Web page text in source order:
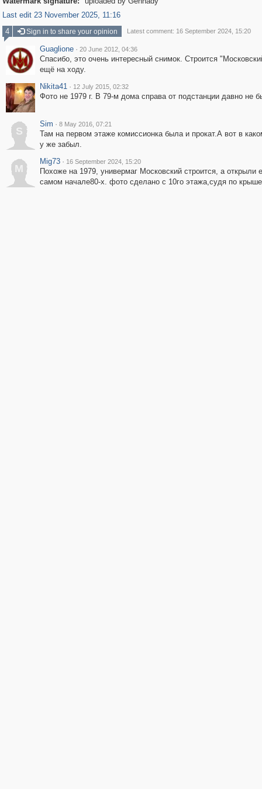
Last edit 23 November 2025, 11:16
4
Sign in to share your opinion Latest comment: 16 September 2024, 15:20
Guaglione · 20 June 2012, 04:36
Спасибо, это очень интересный снимок. Строится
ещё на ходу.
Nikita41 · 12 July 2015, 02:32
Фото не 1979 г. В 79-м дома справа от подстанции давно не
S
Sim · 8 May 2016, 07:21
Там на первом этаже комиссионка была и прокат.А вот в
у же забыл.
M
Mig73 · 16 September 2024, 15:20
Похоже на 1979, универмаг Московский строится, а открыли
самом начале80-х. фото сделано с 10го этажа,судя по